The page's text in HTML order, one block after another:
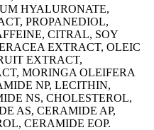
HYALURONATE,
PROPANEDIOL,
CITRAL, SOY
EXTRACT, OLEIC
EXTRACT,
MORINGA OLEIFERA
NP, LECITHIN,
NS, CHOLESTEROL,
AS, CERAMIDE AP,
CERAMIDE EOP.